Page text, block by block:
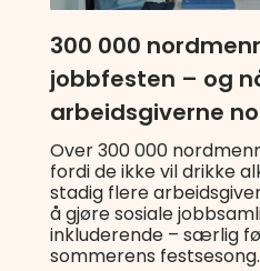
300 000
jobbfesten – og
arbeidsgiverne
Over 300 000
fordi de ikke vil drikke
stadig flere
å gjøre sosiale
inkluderende – særlig
sommerens festsesong.